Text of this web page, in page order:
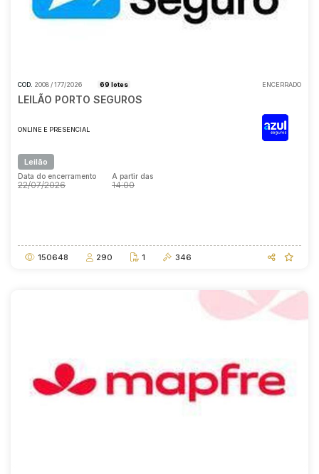
COD. 2008 / 177/2026 69 lotes ENCERRADO
LEILÃO PORTO SEGUROS
ONLINE E PRESENCIAL
Leilão
Data do encerramento
22/07/2026
A partir das
14:00
150648 290 1 346